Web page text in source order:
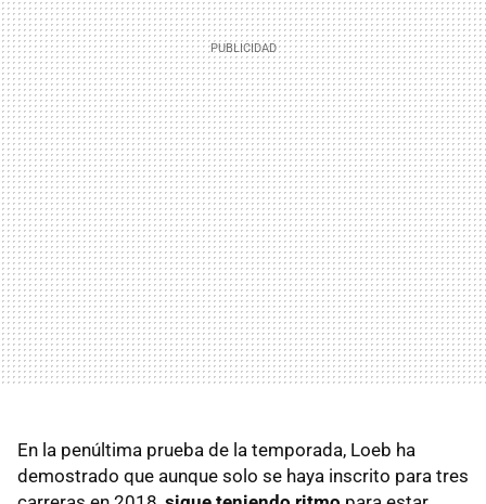
En la penúltima prueba de la temporada, Loeb ha
demostrado que aunque solo se haya inscrito para tres